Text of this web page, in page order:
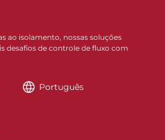
ao isolamento, nossas soluções
desafios de controle de fluxo com
Português